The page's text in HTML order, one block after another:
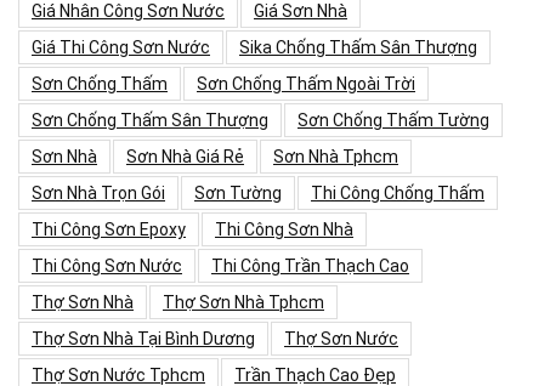
Giá Nhân Công Sơn Nước
Giá Sơn Nhà
Giá Thi Công Sơn Nước
Sika Chống Thấm Sân Thượng
Sơn Chống Thấm
Sơn Chống Thấm Ngoài Trời
Sơn Chống Thấm Sân Thượng
Sơn Chống Thấm Tường
Sơn Nhà
Sơn Nhà Giá Rẻ
Sơn Nhà Tphcm
Sơn Nhà Trọn Gói
Sơn Tường
Thi Công Chống Thấm
Thi Công Sơn Epoxy
Thi Công Sơn Nhà
Thi Công Sơn Nước
Thi Công Trần Thạch Cao
Thợ Sơn Nhà
Thợ Sơn Nhà Tphcm
Thợ Sơn Nhà Tại Bình Dương
Thợ Sơn Nước
Thợ Sơn Nước Tphcm
Trần Thạch Cao Đẹp